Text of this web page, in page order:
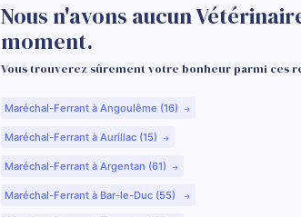
Nous n'avons aucun
moment.
Vous trouverez sûrement votre bonheur parmi ces
Maréchal-Ferrant à Angoulême (16)
Maréchal-Ferrant à Aurillac (15)
Maréchal-Ferrant à Argentan (61)
Maréchal-Ferrant à Bar-le-Duc (55)